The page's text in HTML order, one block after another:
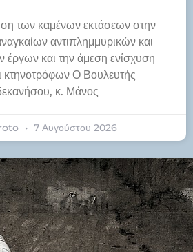
των καμένων εκτάσεων στην
αντιπλημμυρικών και
έργων και την άμεση ενίσχυση
κτηνοτρόφων Ο Βουλευτής
κ. Μάνος
7 Αυγούστου 2026